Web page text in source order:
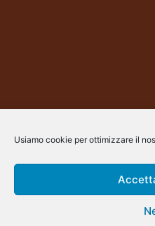
Usiamo cookie per ottimizzare il